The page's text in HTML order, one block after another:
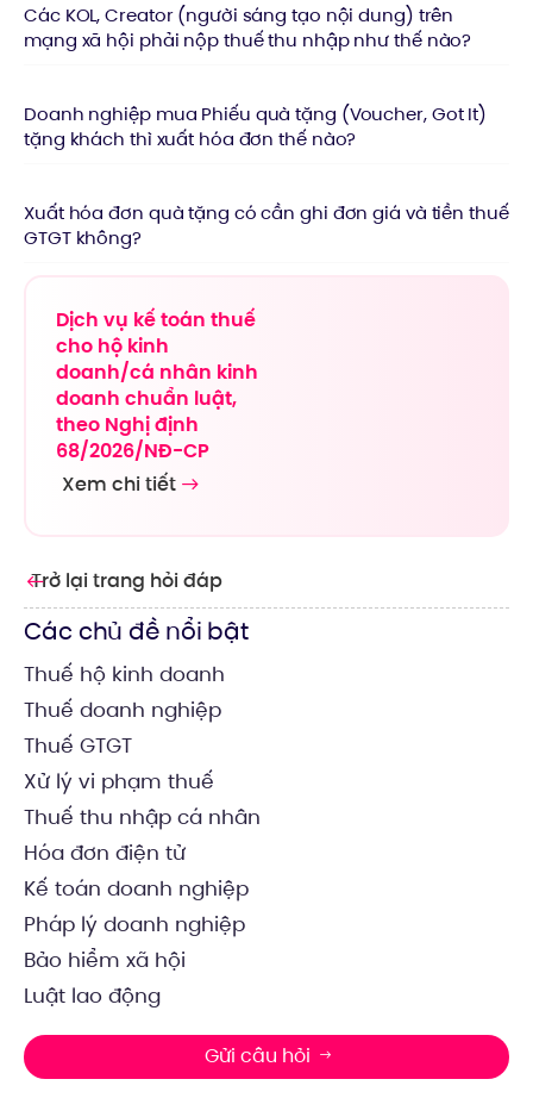
Trở lại trang hỏi đáp
Các chủ đề nổi bật
Thuế hộ kinh doanh
Thuế doanh nghiệp
Thuế GTGT
Xử lý vi phạm thuế
Thuế thu nhập cá nhân
Hóa đơn điện tử
Kế toán doanh nghiệp
Pháp lý doanh nghiệp
Bảo hiểm xã hội
Luật lao động
Gửi câu hỏi
Các KOL, Creator (người sáng tạo nội dung) trên
mạng xã hội phải nộp thuế thu nhập như thế nào?
Doanh nghiệp mua Phiếu quà tặng (Voucher, Got It)
tặng khách thì xuất hóa đơn thế nào?
Xuất hóa đơn quà tặng có cần ghi đơn giá và tiền thuế
GTGT không?
Dịch vụ kế toán thuế
cho hộ kinh
doanh/cá nhân kinh
doanh chuẩn luật,
theo Nghị định
68/2026/NĐ-CP
Xem chi tiết